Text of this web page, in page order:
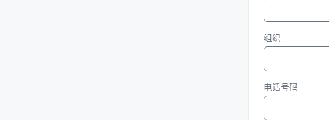
组织
电话号码